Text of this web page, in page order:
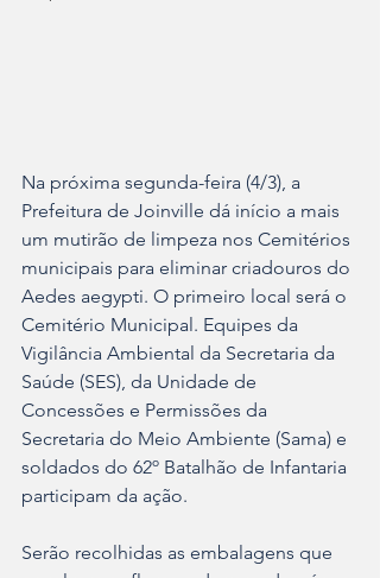
Na próxima segunda-feira (4/3), a
Prefeitura de Joinville dá início a mais
um mutirão de limpeza nos Cemitérios
municipais para eliminar criadouros do
Aedes aegypti. O primeiro local será o
Cemitério Municipal. Equipes da
Vigilância Ambiental da Secretaria da
Saúde (SES), da Unidade de
Concessões e Permissões da
Secretaria do Meio Ambiente (Sama) e
soldados do 62º Batalhão de Infantaria
participam da ação.
Serão recolhidas as embalagens que